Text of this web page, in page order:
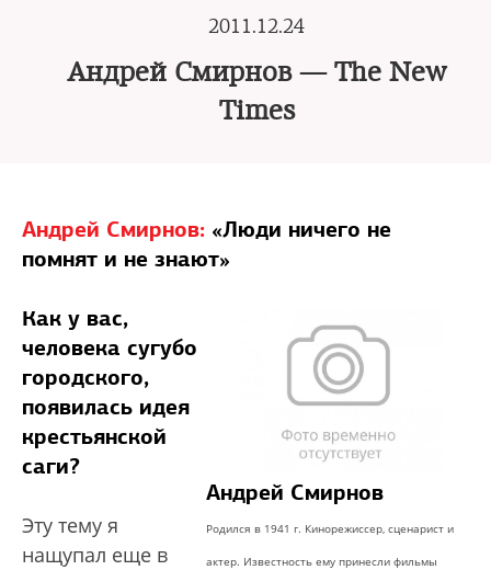
2011.12.24
Андрей Смирнов — The New
Times
Андрей Смирнов: «Люди ничего не
помнят и не знают»
Андрей Смирнов
Родился в 1941 г. Кинорежиссер, сценарист и
актер. Известность ему принесли фильмы
Как у вас,
человека сугубо
городского,
появилась идея
крестьянской
саги?
Эту тему я
нащупал еще в